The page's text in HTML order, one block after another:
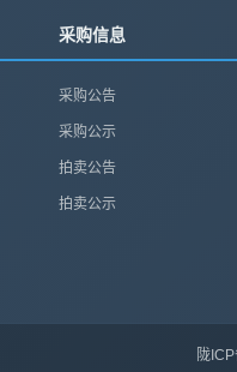
采购信息
采购公告
采购公示
拍卖公告
拍卖公示
陇